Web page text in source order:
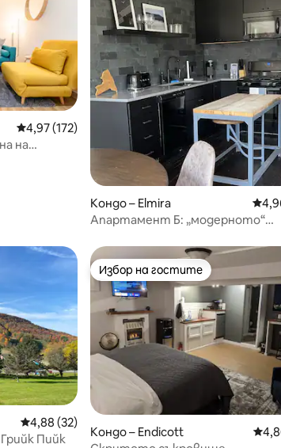
Средна оценка: 4,97 от 5, 172 отзива
4,97 (172)
на
Кондо – Elmira
Апартамент Б: „модерното“
Средна оценка: 4,88 от 5, 32 отзива
4,88 (32)
Пийк
Избор на гостите
Избор на гостите
Кондо – Endicott